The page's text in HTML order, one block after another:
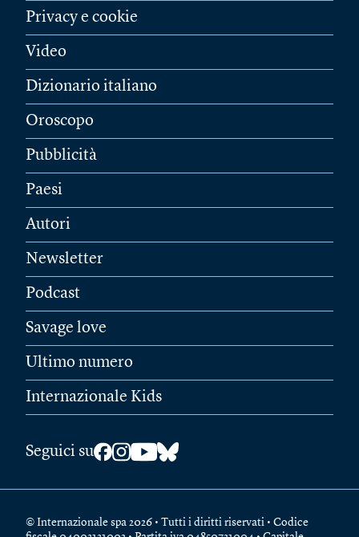
Privacy e cookie
Video
Dizionario italiano
Oroscopo
Pubblicità
Paesi
Autori
Newsletter
Podcast
Savage love
Ultimo numero
Internazionale Kids
Seguici su
© Internazionale spa 2026 • Tutti i diritti riservati • Codice